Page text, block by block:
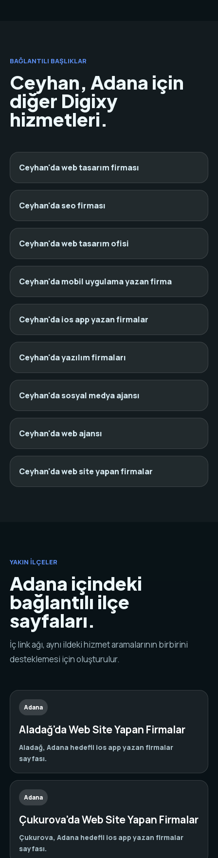
BAĞLANTILI BAŞLIKLAR
Ceyhan, Adana için
diğer Digixy
hizmetleri.
Ceyhan'da web tasarım firması
Ceyhan'da seo firması
Ceyhan'da web tasarım ofisi
Ceyhan'da mobil uygulama yazan firma
Ceyhan'da ios app yazan firmalar
Ceyhan'da yazılım firmaları
Ceyhan'da sosyal medya ajansı
Ceyhan'da web ajansı
Ceyhan'da web site yapan firmalar
YAKIN İLÇELER
Adana içindeki
bağlantılı ilçe
sayfaları.
İç link ağı, aynı ildeki hizmet aramalarının birbirini
desteklemesi için oluşturulur.
Adana
Aladağ'da Web Site Yapan Firmalar
Aladağ, Adana hedefli ios app yazan firmalar
sayfası.
Adana
Çukurova'da Web Site Yapan Firmalar
Çukurova, Adana hedefli ios app yazan firmalar
sayfası.